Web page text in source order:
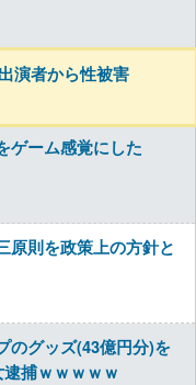
演者から性被害
ゲーム感覚にした
原則を政策上の方針と
のグッズ(43億円分)を
捕ｗｗｗｗｗ